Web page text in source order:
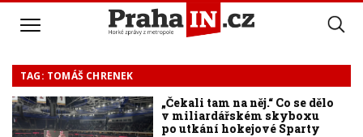
TAG: TOMÁŠ CHRENEK
„Čekali tam na něj.“ Co se dělo
v miliardářském skyboxu
po utkání hokejové Sparty